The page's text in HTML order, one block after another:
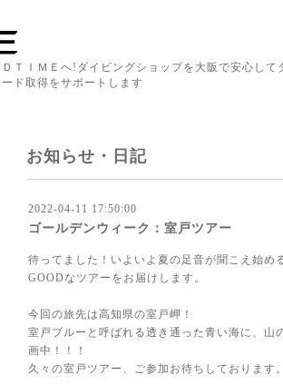
ＴＩＭＥへ!ダイビングショップを大阪で安心し
ド取得をサポートします
お知らせ・日記
2022-04-11 17:50:00
ゴールデンウィーク：室戸ツアー
待ってました！いよいよ夏の足音が聞こえ始め
GOODなツアーをお届けします。
今回の旅先は高知県の室戸岬！
室戸ブルーと呼ばれる透き通った青い海に、
画中！！！
久々の室戸ツアー、ご参加お待ちしております